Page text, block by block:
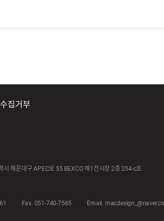
집거부
시 해운대구 APEC로 55 BEXCO 제1전시장 2층 254-c호
Fax. 051-740-7565 Email.